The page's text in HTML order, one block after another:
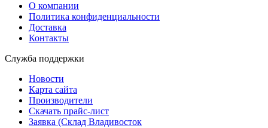
О компании
Политика конфиденциальности
Доставка
Контакты
Служба поддержки
Новости
Карта сайта
Производители
Скачать прайс-лист
Заявка (Склад Владивосток